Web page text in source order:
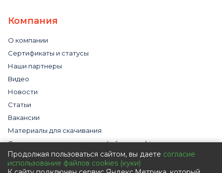
Компания
О компании
Сертификаты и статусы
Наши партнеры
Видео
Новости
Статьи
Вакансии
Материалы для скачивания
Cогласие на использование файлов cookies
Обработка персональных данных с помощью сервиса
«Яндекс.Метрика»
Продолжая пользоваться сайтом, вы даете согласие
использование файлов cookies (куки)